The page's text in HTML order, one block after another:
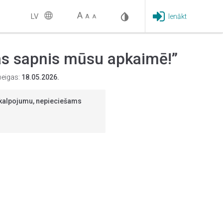
LV A A A Ienākt
sapnis mūsu apkaimē!”
18.05.2026.
nepieciešams